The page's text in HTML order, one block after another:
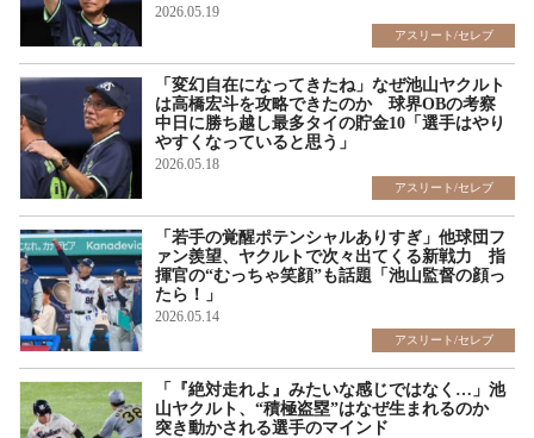
2026.05.19
アスリート/セレブ
「変幻自在になってきたね」なぜ池山ヤクルト
は高橋宏斗を攻略できたのか 球界OBの考察
中日に勝ち越し最多タイの貯金10「選手はやり
やすくなっていると思う」
2026.05.18
アスリート/セレブ
「若手の覚醒ポテンシャルありすぎ」他球団フ
ァン羨望、ヤクルトで次々出てくる新戦力 指
揮官の“むっちゃ笑顔”も話題「池山監督の顔っ
たら！」
2026.05.14
アスリート/セレブ
「『絶対走れよ』みたいな感じではなく…」池
山ヤクルト、“積極盗塁”はなぜ生まれるのか
突き動かされる選手のマインド